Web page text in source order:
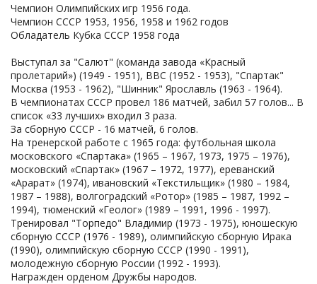
Чемпион Олимпийских игр 1956 года.
Чемпион СССР 1953, 1956, 1958 и 1962 годов
Обладатель Кубка СССР 1958 года
Выступал за "Салют" (команда завода «Красный
пролетарий») (1949 - 1951), ВВС (1952 - 1953), "Спартак"
Москва (1953 - 1962), "Шинник" Ярославль (1963 - 1964).
В чемпионатах СССР провел 186 матчей, забил 57 голов... В
список «33 лучших» входил 3 раза.
За сборную СССР - 16 матчей, 6 голов.
На тренерской работе с 1965 года: футбольная школа
московского «Спартака» (1965 – 1967, 1973, 1975 – 1976),
московский «Спартак» (1967 – 1972, 1977), ереванский
«Арарат» (1974), ивановский «Текстильщик» (1980 – 1984,
1987 – 1988), волгоградский «Ротор» (1985 – 1987, 1992 –
1994), тюменский «Геолог» (1989 – 1991, 1996 - 1997).
Тренировал "Торпедо" Владимир (1973 - 1975), юношескую
сборную СССР (1976 - 1989), олимпийскую сборную Ирака
(1990), олимпийскую сборную СССР (1990 - 1991),
молодежную сборную России (1992 - 1993).
Награжден орденом Дружбы народов.